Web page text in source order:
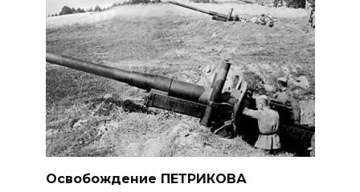
Освобождение ПЕТРИКОВА